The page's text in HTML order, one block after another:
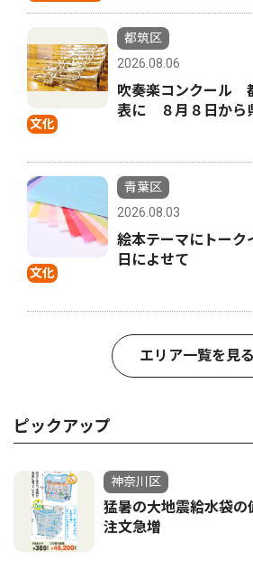
文化
都筑区
2026.08.06
吹奏楽コンクール
表に ８月８日から
文化
青葉区
2026.08.03
絵本テーマにトー
日によせて
エリア一覧を見る
ピックアップ
神奈川区
猛暑の大地震給水袋
注文急増